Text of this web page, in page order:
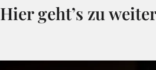
Hier geht’s zu